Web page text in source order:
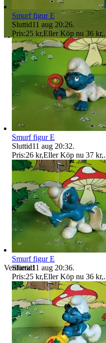
Verifierad
Smurf figur E
Sluttid11 aug 20:26.
Pris:25 kr,Eller Köp nu 36 kr,.
Smurf figur E
Sluttid11 aug 20:32.
Pris:26 kr,Eller Köp nu 37 kr,.
Smurf figur E
Sluttid11 aug 20:36.
Pris:25 kr,Eller Köp nu 36 kr,.